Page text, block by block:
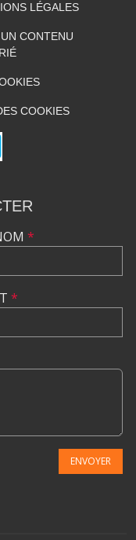
LÉGALES
CONTENU
COOKIES
*
*
ENVOYER